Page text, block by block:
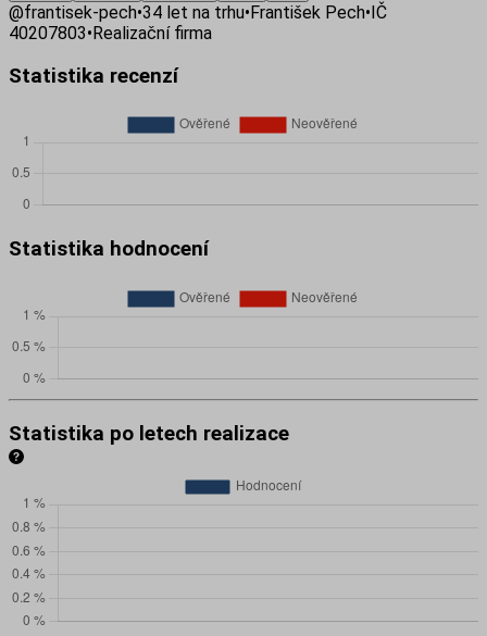
@frantisek-pech•34 let na trhu•František Pech•IČ
40207803•Realizační firma
Statistika recenzí
Statistika hodnocení
Statistika po letech realizace